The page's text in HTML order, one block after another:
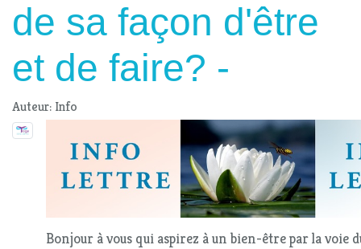
de sa façon d'être
et de faire? -
Auteur: Info
Bonjour à vous qui aspirez à un bien-être par la voie